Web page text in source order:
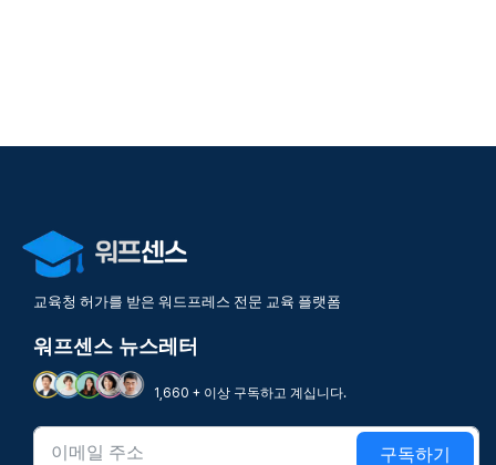
교육청 허가를 받은 워드프레스 전문 교육 플랫폼
워프센스 뉴스레터
1,660 + 이상 구독하고 계십니다.
구독하기